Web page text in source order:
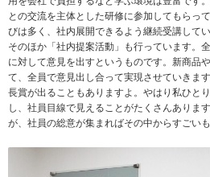
との交流を主体とした研修に参加してもらっ
びは多く、社内展開できるよう継続受講してい
そのほか「社内提案活動」も行っています。
に対して意見を出すというものです。新商品
て、全員で意見出し合って実現させていきま
長賞が出ることもありますよ。やはり私ひと
し、社員目線で見えることがたくさんありま
が、社員の総意が集まればその中からすごい